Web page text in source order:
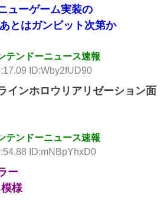
ューゲーム実装の
とはガンビット次第か
テンドーニュース速報
ID:Wby2fUD90
インホロウリアリゼーション面
テンドーニュース速報
ID:mNBpYhxD0
ー
様